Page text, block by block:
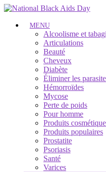
MENU
Alcoolisme et
Articulations
Beauté
Cheveux
Diabète
Éliminer les
Hémorroïdes
Mycose
Perte de poids
Pour homme
Produits
Produits populaires
Prostatite
Psoriasis
Santé
Varices